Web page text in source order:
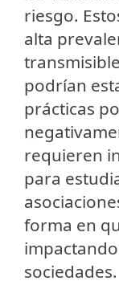
riesgo.
alta
podrían
prácticas
requieren
para
forma en
sociedades.